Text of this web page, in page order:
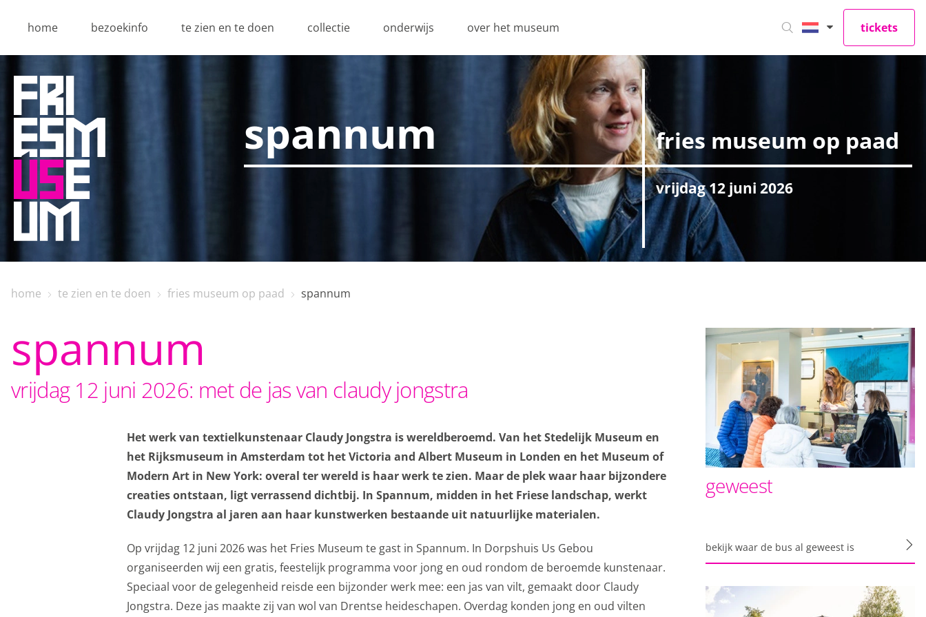
home bezoekinfo te zien en te doen collectie onderwijs over het museum tickets
spannum fries museum op paad
vrijdag 12 juni 2026
home te zien en te doen fries museum op paad spannum
spannum
vrijdag 12 juni 2026: met de jas van claudy jongstra
Het werk van textielkunstenaar Claudy Jongstra is wereldberoemd. Van het Stedelijk Museum en
het Rijksmuseum in Amsterdam tot het Victoria and Albert Museum in Londen en het Museum of
Modern Art in New York: overal ter wereld is haar werk te zien. Maar de plek waar haar bijzondere
creaties ontstaan, ligt verrassend dichtbij. In Spannum, midden in het Friese landschap, werkt
Claudy Jongstra al jaren aan haar kunstwerken bestaande uit natuurlijke materialen.
Op vrijdag 12 juni 2026 was het Fries Museum te gast in Spannum. In Dorpshuis Us Gebou
organiseerden wij een gratis, feestelijk programma voor jong en oud rondom de beroemde kunstenaar.
Speciaal voor de gelegenheid reisde een bijzonder werk mee: een jas van vilt, gemaakt door Claudy
Jongstra. Deze jas maakte zij van wol van Drentse heideschapen. Overdag konden jong en oud vilten
geweest
bekijk waar de bus al geweest is
Privacy opties
Dankzij cookies hoef je niet steeds dezelfde informatie in te voeren wanneer je onze site bekijkt. Ze
geven ons ook inzicht hoe je onze site bekijkt. Zo kunnen wij deze steeds beter maken.